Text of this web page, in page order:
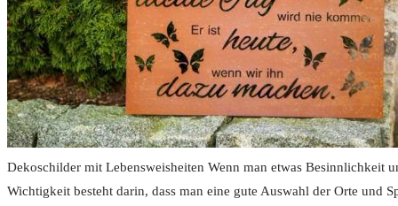
Dekoschilder mit Lebensweisheiten Wenn man etwas Besinnlichkeit
Wichtigkeit besteht darin, dass man eine gute Auswahl der Orte und